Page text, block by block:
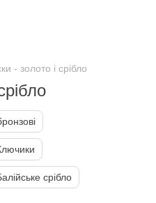
- золото і срібло
срібло